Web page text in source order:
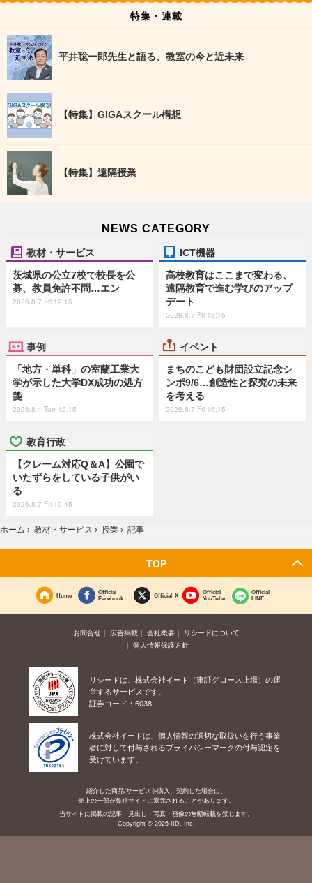
特集・連載
平井聡一郎先生と語る、教室の今と近未来
【特集】GIGAスクール構想
【特集】遠隔授業
NEWS CATEGORY
教材・サービス
茨城県の公立7校で校長を公
募、教員免許不問…エン
2026.8.7 Fri 19:15
ICT機器
高校教育はここまで変わる、
遠隔教育で進む学びのアップ
デート
2026.8.7 Fri 15:15
事例
「地方・単科」の室蘭工業大
学が示した大学DX成功の処方
箋
2026.8.4 Tue 12:15
イベント
まちのこども財団設立記念シ
ンポ9/6…創造性と探究の未来
を考える
2026.8.7 Fri 16:15
教育行政
【クレーム対応Q＆A】公園で
いたずらをしている子供がい
る
2026.8.7 Fri 19:45
ホーム › 教材・サービス › 授業 › 記事
TOP
Home
Official
Facebook
Official X
Official
YouTube
Official
LINE
お問合せ 広告掲載 会社概要
リシードについて
個人情報保護方針
リシードは、株式会社イード（東証グロース上場）の運
営するサービスです。
証券コード：6038
株式会社イードは、個人情報の適切な取扱いを行う事業
者に対して付与されるプライバシーマークの付与認定を
受けています。
紹介した商品/サービスを購入、契約した場合に、
売上の一部が弊社サイトに還元されることがあります。
当サイトに掲載の記事・見出し・写真・画像の無断転載を禁じます。
Copyright © 2026 IID, Inc.